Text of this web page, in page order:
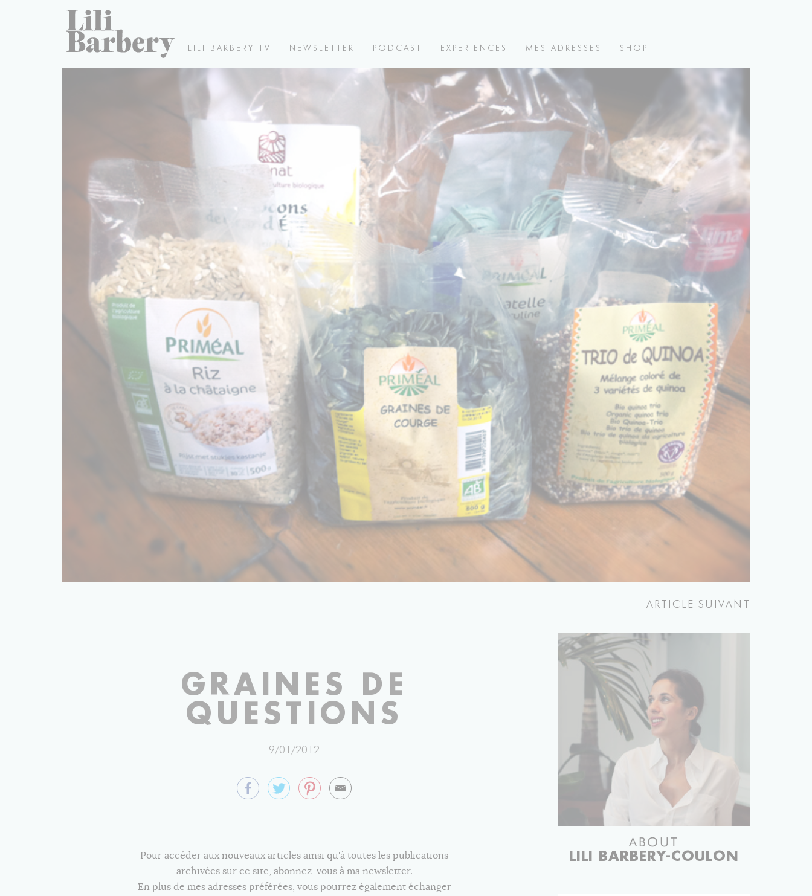
LILI BARBERY TV NEWSLETTER PODCAST EXPERIENCES MES ADRESSES SHOP
ARTICLE SUIVANT
GRAINES DE
QUESTIONS
9/01/2012
Pour accéder aux nouveaux articles ainsi qu'à toutes les publications
archivées sur ce site, abonnez-vous à ma newsletter.
En plus de mes adresses préférées, vous pourrez également échanger
ABOUT
LILI BARBERY-COULON